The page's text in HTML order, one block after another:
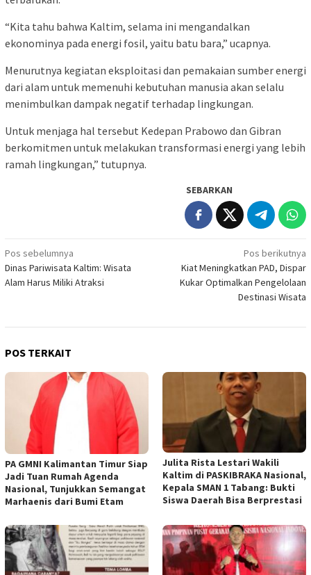
“Kita tahu bahwa Kaltim, selama ini mengandalkan
ekonominya pada energi fosil, yaitu batu bara,” ucapnya.
Menurutnya kegiatan eksploitasi dan pemakaian sumber energi
dari alam untuk memenuhi kebutuhan manusia akan selalu
menimbulkan dampak negatif terhadap lingkungan.
Untuk menjaga hal tersebut Kedepan Prabowo dan Gibran
berkomitmen untuk melakukan transformasi energi yang lebih
ramah lingkungan,” tutupnya.
SEBARKAN
Navigasi
pos
Pos sebelumnya
Dinas Pariwisata Kaltim: Wisata
Alam Harus Miliki Atraksi
Pos berikutnya
Kiat Meningkatkan PAD, Dispar
Kukar Optimalkan Pengelolaan
Destinasi Wisata
POS TERKAIT
PA GMNI Kalimantan Timur Siap
Jadi Tuan Rumah Agenda
Nasional, Tunjukkan Semangat
Marhaenis dari Bumi Etam
Julita Rista Lestari Wakili
Kaltim di PASKIBRAKA Nasional,
Kepala SMAN 1 Tabang: Bukti
Siswa Daerah Bisa Berprestasi